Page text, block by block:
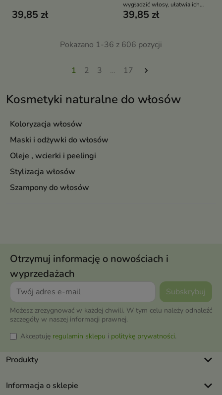
Kosmetyki naturalne do włosów
Koloryzacja włosów
Maski i odżywki do włosów
Oleje , wcierki i peelingi
Stylizacja włosów
Szampony do włosów
intensywnego nawilżenia.
39,85 zł
wygładzić włosy, ułatwia ich
rozczesywanie oraz wspiera
39,85 zł
Pokazano 1-36 z 606 pozycji
1 2 3 … 17 
Otrzymuj informację o nowościach i
wyprzedażach
Możesz zrezygnować w każdej chwili. W tym celu należy odnaleźć
szczegóły w naszej informacji prawnej.
Akceptuję regulamin sklepu i politykę prywatności.
Produkty keyboard_arrow_down
Informacja o sklepie keyboard_arrow_down